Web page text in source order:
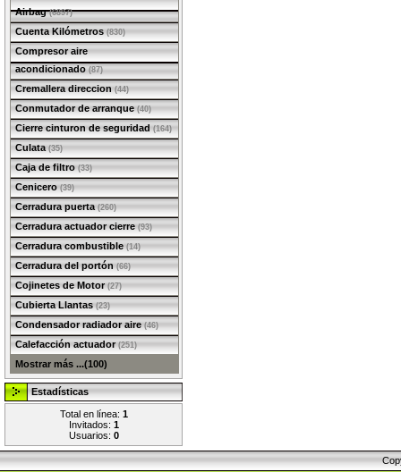
Airbag(6897)
Cuenta Kilómetros (830)
Compresor aire
acondicionado(87)
Cremallera direccion (44)
Conmutador de arranque (40)
Cierre cinturon de seguridad (164)
Culata (35)
Caja de filtro (33)
Cenicero (39)
Cerradura puerta (260)
Cerradura actuador cierre (93)
Cerradura combustible (14)
Cerradura del portón (66)
Cojinetes de Motor (27)
Cubierta Llantas (23)
Condensador radiador aire (46)
Calefacción actuador (251)
Mostrar más ...(100)
Estadísticas
Total en línea: 1
Invitados: 1
Usuarios: 0